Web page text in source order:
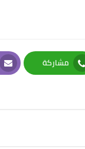
مشاركة
Whatsapp